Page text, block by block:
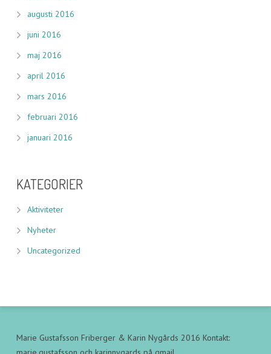
augusti 2016
juni 2016
maj 2016
april 2016
mars 2016
februari 2016
januari 2016
KATEGORIER
Aktiviteter
Nyheter
Uncategorized
Marie Gustafsson Friberger & Karin Nygårds 2016 Kontakt: